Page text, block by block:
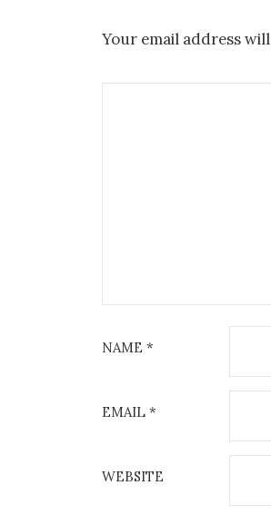
o
Your email address
NAME *
EMAIL *
WEBSITE